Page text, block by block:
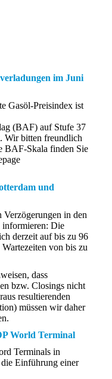
im Juni
Gasöl-Preisindex ist
(BAF) auf Stufe 37
Wir bitten freundlich
BAF-Skala finden Sie
und
Verzögerungen in den
informieren: Die
derzeit auf bis zu 96
von bis zu
dass
bzw. Closings nicht
resultierenden
müssen wir daher
World Terminal
Terminals in
Einführung einer